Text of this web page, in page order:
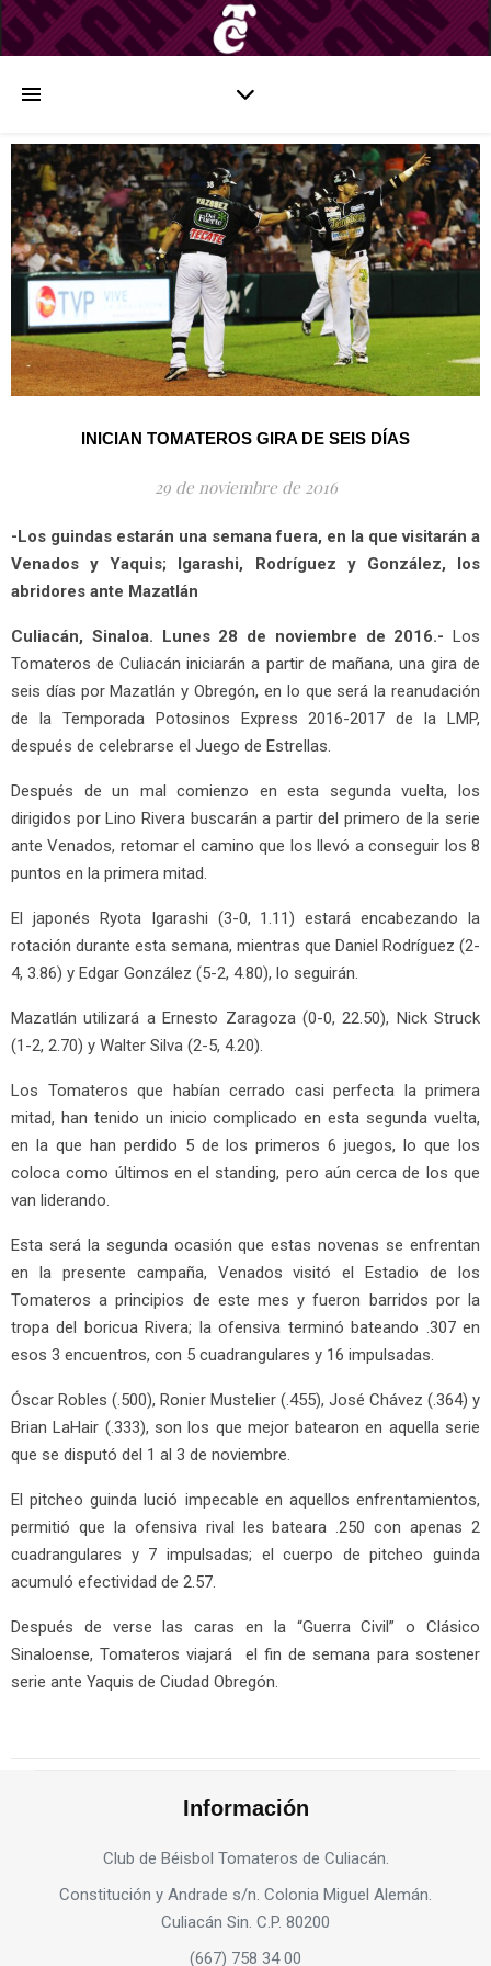
INICIAN TOMATEROS GIRA DE SEIS DÍAS
29 de noviembre de 2016
-Los guindas estarán una semana fuera, en la que visitarán a
Venados y Yaquis; Igarashi, Rodríguez y González, los
abridores ante Mazatlán
Culiacán, Sinaloa. Lunes 28 de noviembre de 2016.- Los
Tomateros de Culiacán iniciarán a partir de mañana, una gira de
seis días por Mazatlán y Obregón, en lo que será la reanudación
de la Temporada Potosinos Express 2016-2017 de la LMP,
después de celebrarse el Juego de Estrellas.
Después de un mal comienzo en esta segunda vuelta, los
dirigidos por Lino Rivera buscarán a partir del primero de la serie
ante Venados, retomar el camino que los llevó a conseguir los 8
puntos en la primera mitad.
El japonés Ryota Igarashi (3-0, 1.11) estará encabezando la
rotación durante esta semana, mientras que Daniel Rodríguez (2-
4, 3.86) y Edgar González (5-2, 4.80), lo seguirán.
Mazatlán utilizará a Ernesto Zaragoza (0-0, 22.50), Nick Struck
(1-2, 2.70) y Walter Silva (2-5, 4.20).
Los Tomateros que habían cerrado casi perfecta la primera
mitad, han tenido un inicio complicado en esta segunda vuelta,
en la que han perdido 5 de los primeros 6 juegos, lo que los
coloca como últimos en el standing, pero aún cerca de los que
van liderando.
Esta será la segunda ocasión que estas novenas se enfrentan
en la presente campaña, Venados visitó el Estadio de los
Tomateros a principios de este mes y fueron barridos por la
tropa del boricua Rivera; la ofensiva terminó bateando .307 en
esos 3 encuentros, con 5 cuadrangulares y 16 impulsadas.
Óscar Robles (.500), Ronier Mustelier (.455), José Chávez (.364) y
Brian LaHair (.333), son los que mejor batearon en aquella serie
que se disputó del 1 al 3 de noviembre.
El pitcheo guinda lució impecable en aquellos enfrentamientos,
permitió que la ofensiva rival les bateara .250 con apenas 2
cuadrangulares y 7 impulsadas; el cuerpo de pitcheo guinda
acumuló efectividad de 2.57.
Después de verse las caras en la “Guerra Civil” o Clásico
Sinaloense, Tomateros viajará el fin de semana para sostener
serie ante Yaquis de Ciudad Obregón.
Información
Club de Béisbol Tomateros de Culiacán.
Constitución y Andrade s/n. Colonia Miguel Alemán.
Culiacán Sin. C.P. 80200
(667) 758 34 00